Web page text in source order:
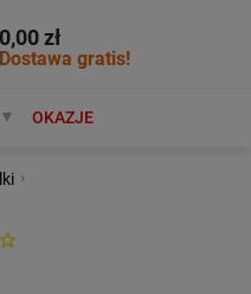
0,00 zł
Dostawa gratis!
MARKIOKAZJE
›